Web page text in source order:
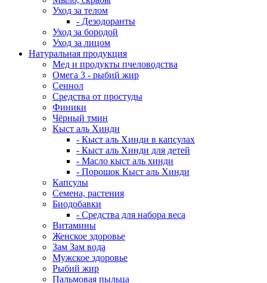
Уход за телом
- Дезодоранты
Уход за бородой
Уход за лицом
Натуральная продукция
Мед и продукты пчеловодства
Омега 3 - рыбий жир
Сеннол
Средства от простуды
Финики
Чёрный тмин
Кыст аль Хинди
- Кыст аль Хинди в капсулах
- Кыст аль Хинди для детей
- Масло кыст аль хинди
- Порошок Кыст аль Хинди
Капсулы
Семена, растения
Биодобавки
- Средства для набора веса
Витамины
Женское здоровье
Зам Зам вода
Мужское здоровье
Рыбий жир
Пальмовая пыльца